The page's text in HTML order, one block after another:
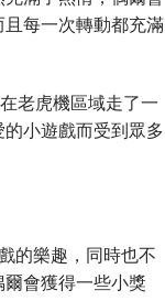
每一次轉動都充滿
老虎機區域走了一
小遊戲而受到眾多
的樂趣，同時也不
會獲得一些小獎